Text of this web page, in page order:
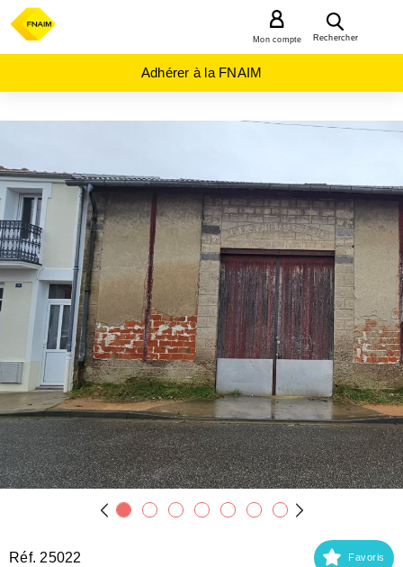
Rechercher
Mon compte
Adhérer à la FNAIM
AUVERGNE-
RHÔNE-
ALPES
ALLIER
(03)
CUSSET
(03300)
Réf. 25022 Favoris